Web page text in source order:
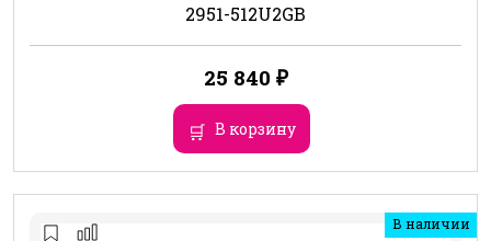
2951-512U2GB
25 840 ₽
В корзину
В наличии